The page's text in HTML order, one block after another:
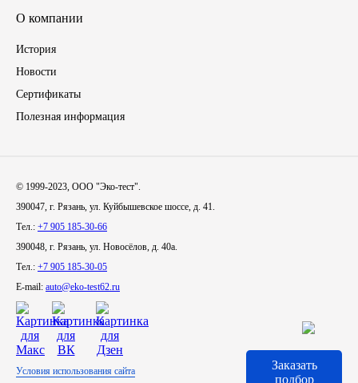
ПАЗ, КАВЗ
Иномарки
КРАЗ
МТЗ
Спецтехника
УАЗ
УРАЛ
Фильтры
О компании
История
Новости
Сертификаты
Полезная информация
© 1999-2023, ООО "Эко-тест".
390047, г. Рязань, ул. Куйбышевское шоссе, д. 41.
Тел.: +7 905 185-30-66
390048, г. Рязань, ул. Новосёлов, д. 40а.
Тел.: +7 905 185-30-05
E-mail: auto@eko-test62.ru
Условия использования сайта
Заказать
подбор